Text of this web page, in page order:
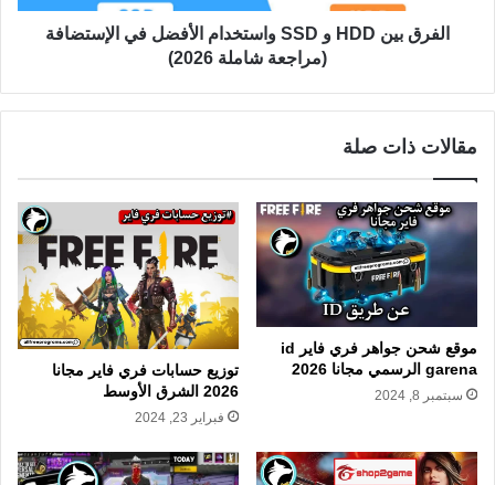
الفرق بين HDD و SSD واستخدام الأفضل في الإستضافة
(مراجعة شاملة 2026)
مقالات ذات صلة
موقع شحن جواهر فري فاير id
garena الرسمي مجانا 2026
سبتمبر 8, 2024
توزيع حسابات فري فاير مجانا
2026 الشرق الأوسط
فبراير 23, 2024